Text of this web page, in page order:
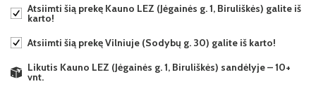
Atsiimti šią prekę Kauno LEZ (Jėgainės g. 1, Biruliškės) galite iš
karto!
Atsiimti šią prekę Vilniuje (Sodybų g. 30) galite iš karto!
Likutis Kauno LEZ (Jėgainės g. 1, Biruliškės) sandėlyje – 10+
vnt.